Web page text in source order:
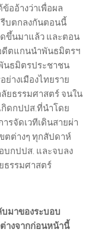
ข้ออ้างว่าเพื่อผล
รีบตกลงกันตอนนี้
ขึ้นมาแล้ว และตอน
ดีตแกนนำพันธมิตรฯ
นธมิตรประชาชน
ย่างเมืองไทยราย
ยธรรมศาสตร์ จนใน
ดกปปส.ที่นำโดย
รจัดเวทีเดินสายผ่า
ตต่างๆ ทุกสัปดาห์
บกปปส. และจบลง
ธรรมศาสตร์
มาของระบอบ
างจากก่อนหน้านี้